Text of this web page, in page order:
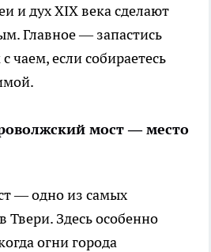
и дух XIX века сделают
Главное — запастись
чаем, если собираетесь
мост — место
— одно из самых
Твери. Здесь особенно
огни города